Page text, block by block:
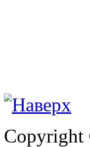
Copyright